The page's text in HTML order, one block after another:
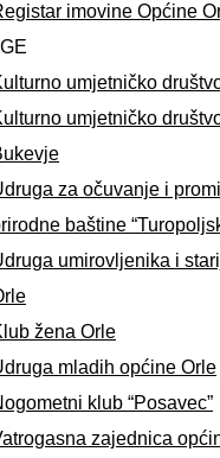
imovine Općine
umjetničko
umjetničko
za očuvanje i
baštine
umirovljenika i
žena Orle
mladih općine Orle
klub “Posavec”
zajednica